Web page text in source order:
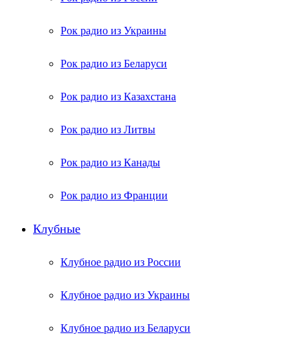
Рок радио из Украины
Рок радио из Беларуси
Рок радио из Казахстана
Рок радио из Литвы
Рок радио из Канады
Рок радио из Франции
Клубные
Клубное радио из России
Клубное радио из Украины
Клубное радио из Беларуси